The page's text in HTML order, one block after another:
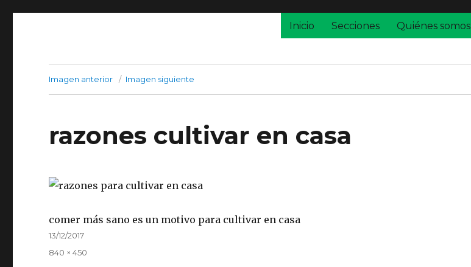
Inicio Secciones Quiénes somos
Imagen anterior Imagen siguiente
razones cultivar en casa
comer más sano es un motivo para cultivar en casa
Publicado
13/12/2017
Tamaño
840 × 450